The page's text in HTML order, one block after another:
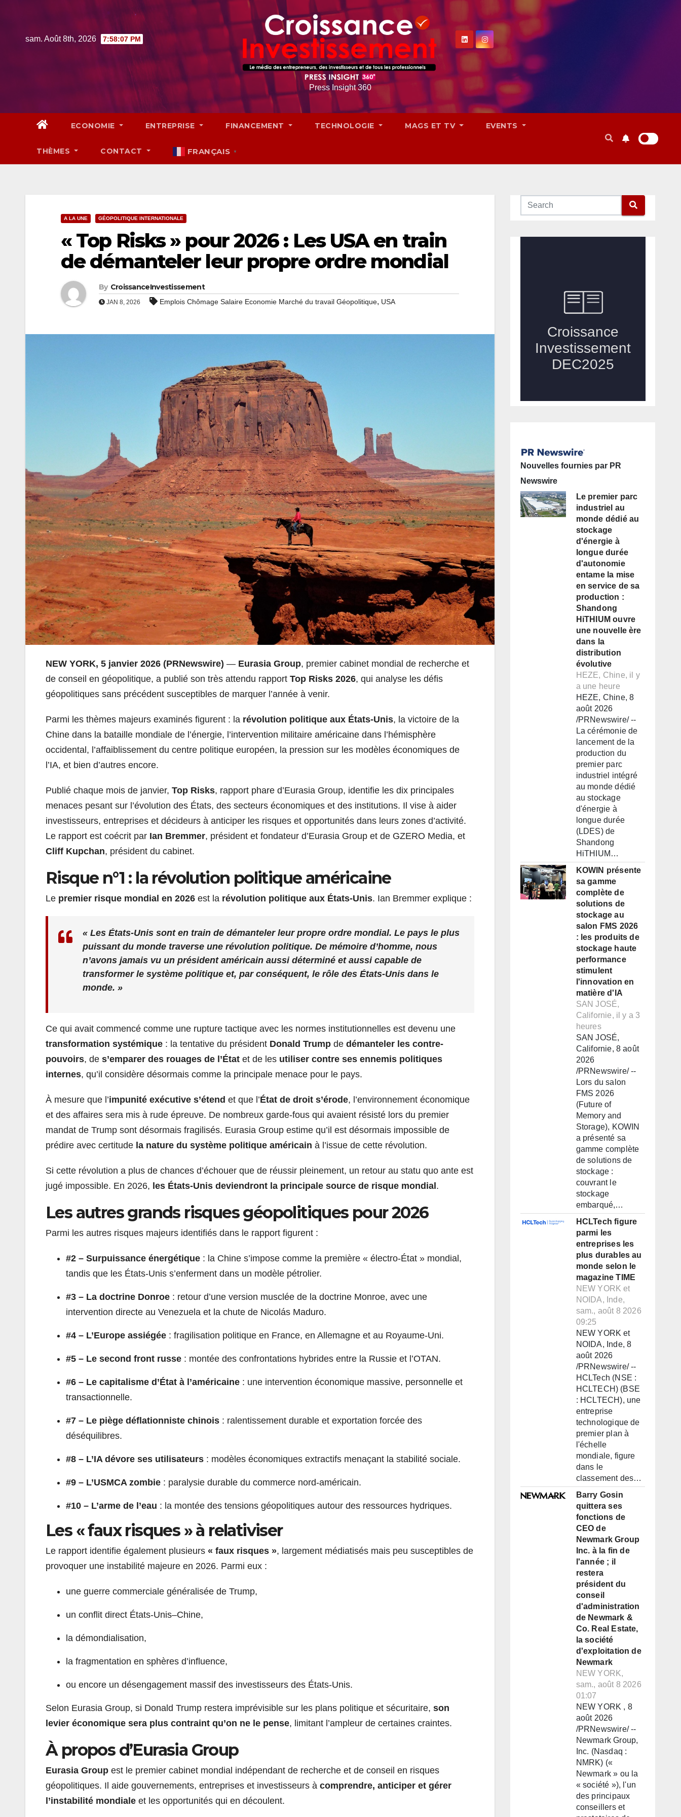
contentsam. Août 8th, 2026 7:58:09 PM
Press Insight 360
ECONOMIE ENTREPRISE FINANCEMENT TECHNOLOGIE MAGS ET TV EVENTS
THÈMES CONTACT FRANÇAIS ▼
A LA UNE GÉOPOLITIQUE INTERNATIONALE
« Top Risks » pour 2026 : Les USA en train
de démanteler leur propre ordre mondial
By CroissanceInvestissement
JAN 8, 2026 Emplois Chômage Salaire Economie Marché du travail Géopolitique, USA
NEW YORK, 5 janvier 2026 (PRNewswire) — Eurasia Group, premier cabinet mondial de recherche et
de conseil en géopolitique, a publié son très attendu rapport Top Risks 2026, qui analyse les défis
géopolitiques sans précédent susceptibles de marquer l’année à venir.
Parmi les thèmes majeurs examinés figurent : la révolution politique aux États-Unis, la victoire de la
Chine dans la bataille mondiale de l’énergie, l’intervention militaire américaine dans l’hémisphère
occidental, l’affaiblissement du centre politique européen, la pression sur les modèles économiques de
l’IA, et bien d’autres encore.
Publié chaque mois de janvier, Top Risks, rapport phare d’Eurasia Group, identifie les dix principales
menaces pesant sur l’évolution des États, des secteurs économiques et des institutions. Il vise à aider
investisseurs, entreprises et décideurs à anticiper les risques et opportunités dans leurs zones d’activité.
Le rapport est coécrit par Ian Bremmer, président et fondateur d’Eurasia Group et de GZERO Media, et
Cliff Kupchan, président du cabinet.
Risque n°1 : la révolution politique américaine
Le premier risque mondial en 2026 est la révolution politique aux États-Unis. Ian Bremmer explique :
« Les États-Unis sont en train de démanteler leur propre ordre mondial. Le pays le plus
puissant du monde traverse une révolution politique. De mémoire d’homme, nous
n’avons jamais vu un président américain aussi déterminé et aussi capable de
transformer le système politique et, par conséquent, le rôle des États-Unis dans le
monde. »
Ce qui avait commencé comme une rupture tactique avec les normes institutionnelles est devenu une
transformation systémique : la tentative du président Donald Trump de démanteler les contre-
pouvoirs, de s’emparer des rouages de l’État et de les utiliser contre ses ennemis politiques
internes, qu’il considère désormais comme la principale menace pour le pays.
À mesure que l’impunité exécutive s’étend et que l’État de droit s’érode, l’environnement économique
et des affaires sera mis à rude épreuve. De nombreux garde-fous qui avaient résisté lors du premier
mandat de Trump sont désormais fragilisés. Eurasia Group estime qu’il est désormais impossible de
prédire avec certitude la nature du système politique américain à l’issue de cette révolution.
Si cette révolution a plus de chances d’échouer que de réussir pleinement, un retour au statu quo ante est
jugé impossible. En 2026, les États-Unis deviendront la principale source de risque mondial .
Les autres grands risques géopolitiques pour 2026
Parmi les autres risques majeurs identifiés dans le rapport figurent :
#2 – Surpuissance énergétique : la Chine s’impose comme la première « électro-État » mondial,
tandis que les États-Unis s’enferment dans un modèle pétrolier.
#3 – La doctrine Donroe : retour d’une version musclée de la doctrine Monroe, avec une
intervention directe au Venezuela et la chute de Nicolás Maduro.
#4 – L’Europe assiégée : fragilisation politique en France, en Allemagne et au Royaume-Uni.
#5 – Le second front russe : montée des confrontations hybrides entre la Russie et l’OTAN.
#6 – Le capitalisme d’État à l’américaine : une intervention économique massive, personnelle et
transactionnelle.
#7 – Le piège déflationniste chinois : ralentissement durable et exportation forcée des
déséquilibres.
#8 – L’IA dévore ses utilisateurs : modèles économiques extractifs menaçant la stabilité sociale.
#9 – L’USMCA zombie : paralysie durable du commerce nord-américain.
#10 – L’arme de l’eau : la montée des tensions géopolitiques autour des ressources hydriques.
Les « faux risques » à relativiser
Le rapport identifie également plusieurs « faux risques », largement médiatisés mais peu susceptibles de
provoquer une instabilité majeure en 2026. Parmi eux :
une guerre commerciale généralisée de Trump,
un conflit direct États-Unis–Chine,
la démondialisation,
la fragmentation en sphères d’influence,
ou encore un désengagement massif des investisseurs des États-Unis.
Selon Eurasia Group, si Donald Trump restera imprévisible sur les plans politique et sécuritaire, son
levier économique sera plus contraint qu’on ne le pense, limitant l’ampleur de certaines craintes.
À propos d’Eurasia Group
Eurasia Group est le premier cabinet mondial indépendant de recherche et de conseil en risques
géopolitiques. Il aide gouvernements, entreprises et investisseurs à comprendre, anticiper et gérer
l’instabilité mondiale et les opportunités qui en découlent.
Nouvelles fournies par PR
Newswire
Le premier parc
industriel au
monde dédié au
stockage
d'énergie à
longue durée
d'autonomie
entame la mise
en service de sa
production :
Shandong
HiTHIUM ouvre
une nouvelle ère
dans la
distribution
évolutive
HEZE, Chine, il y
a une heure
HEZE, Chine, 8
août 2026
/PRNewswire/ --
La cérémonie de
lancement de la
production du
premier parc
industriel intégré
au monde dédié
au stockage
d'énergie à
longue durée
(LDES) de
Shandong
HiTHIUM…
KOWIN présente
sa gamme
complète de
solutions de
stockage au
salon FMS 2026
: les produits de
stockage haute
performance
stimulent
l'innovation en
matière d'IA
SAN JOSÉ,
Californie, il y a 3
heures
SAN JOSÉ,
Californie, 8 août
2026
/PRNewswire/ --
Lors du salon
FMS 2026
(Future of
Memory and
Storage), KOWIN
a présenté sa
gamme complète
de solutions de
stockage :
couvrant le
stockage
embarqué,…
HCLTech figure
parmi les
entreprises les
plus durables au
monde selon le
magazine TIME
NEW YORK et
NOIDA, Inde,
sam., août 8 2026
09:25
NEW YORK et
NOIDA, Inde, 8
août 2026
/PRNewswire/ --
HCLTech (NSE :
HCLTECH) (BSE
: HCLTECH), une
entreprise
technologique de
premier plan à
l'échelle
mondiale, figure
dans le
classement des…
Barry Gosin
quittera ses
fonctions de
CEO de
Newmark Group
Inc. à la fin de
l'année ; il
restera
président du
conseil
d'administration
de Newmark &
Co. Real Estate,
la société
d'exploitation de
Newmark
NEW YORK,
sam., août 8 2026
01:07
NEW YORK , 8
août 2026
/PRNewswire/ --
Newmark Group,
Inc. (Nasdaq :
NMRK) («
Newmark » ou la
« société »), l'un
des principaux
conseillers et